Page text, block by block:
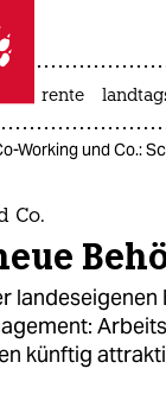
taz zahl ich
taz zahl ich
rente
Working und Co.:
Co.
landeseigenen
künftig